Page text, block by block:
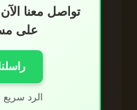
تواصل معنا
على
الرد